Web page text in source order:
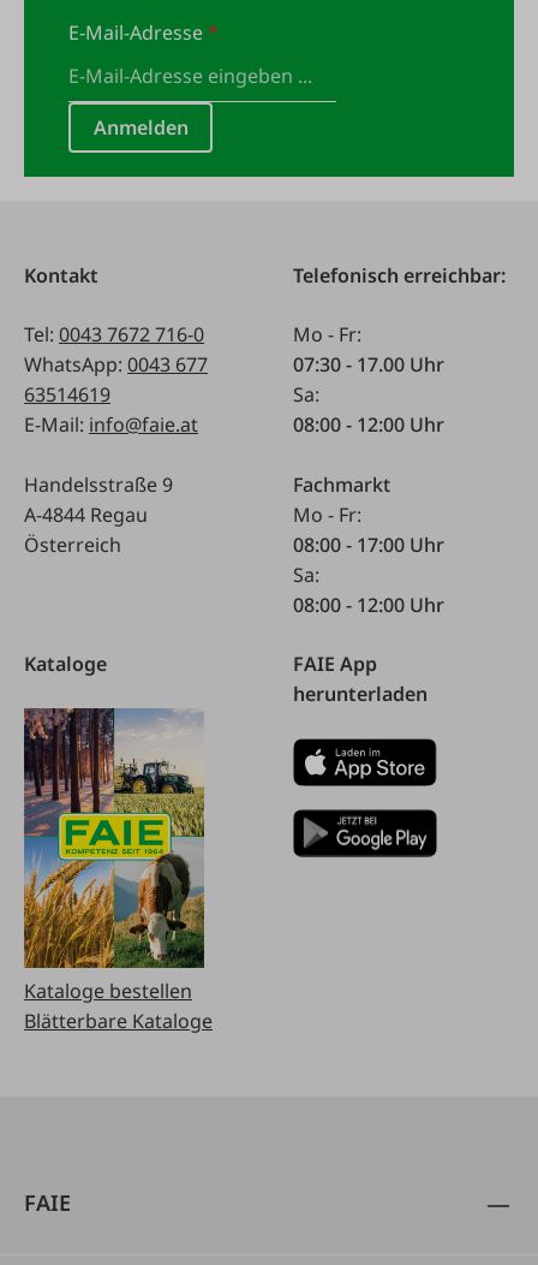
E-Mail-Adresse*
Anmelden
Kontakt
Tel: 0043 7672 716-0
WhatsApp: 0043 677
63514619
E-Mail: info@faie.at
Handelsstraße 9
A-4844 Regau
Österreich
Telefonisch erreichbar:
Mo - Fr:
07:30 - 17.00 Uhr
Sa:
08:00 - 12:00 Uhr
Fachmarkt
Mo - Fr:
08:00 - 17:00 Uhr
Sa:
08:00 - 12:00 Uhr
Kataloge
Kataloge bestellen
Blätterbare Kataloge
FAIE App
herunterladen
FAIE